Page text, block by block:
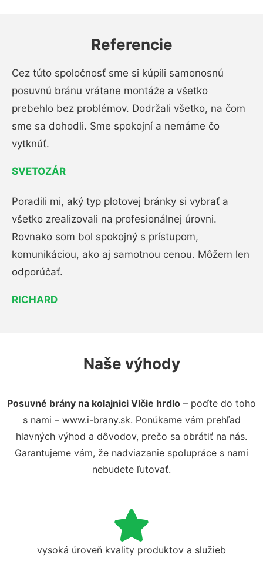
Referencie
Cez túto spoločnosť sme si kúpili samonosnú
posuvnú bránu vrátane montáže a všetko
prebehlo bez problémov. Dodržali všetko, na čom
sme sa dohodli. Sme spokojní a nemáme čo
vytknúť.
SVETOZÁR
Poradili mi, aký typ plotovej bránky si vybrať a
všetko zrealizovali na profesionálnej úrovni.
Rovnako som bol spokojný s prístupom,
komunikáciou, ako aj samotnou cenou. Môžem len
odporúčať.
RICHARD
Naše výhody
Posuvné brány na kolajnici Vlčie hrdlo – poďte do toho
s nami – www.i-brany.sk. Ponúkame vám prehľad
hlavných výhod a dôvodov, prečo sa obrátiť na nás.
Garantujeme vám, že nadviazanie spolupráce s nami
nebudete ľutovať.
vysoká úroveň kvality produktov a služieb